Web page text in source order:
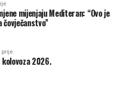
mijenjaju Mediteran: “Ovo je
prije
2026.